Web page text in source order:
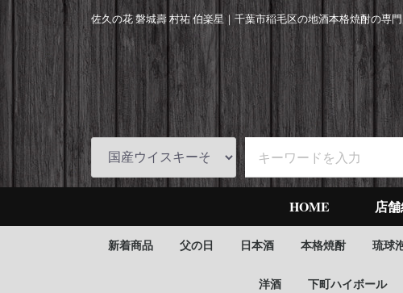
佐久の花 磐城壽 村祐 伯楽星｜ 千葉市稲毛区の地酒本格焼酎の専
HOME 店
新着商品 父の日 日本酒 本格焼酎 琉球
洋酒 下町ハイボール